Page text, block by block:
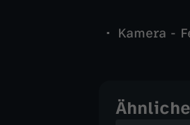
Kamera -